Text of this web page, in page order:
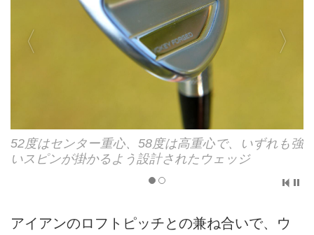
52度はセンター重心、58度は高重心で、いずれも強
いスピンが掛かるよう設計されたウェッジ
アイアンのロフトピッチとの兼ね合いで、ウ